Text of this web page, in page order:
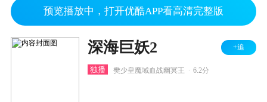
预览播放中，打开优酷APP看高清完整版
深海巨妖2 +追
独播 樊少皇魔域血战幽冥王 6.2分